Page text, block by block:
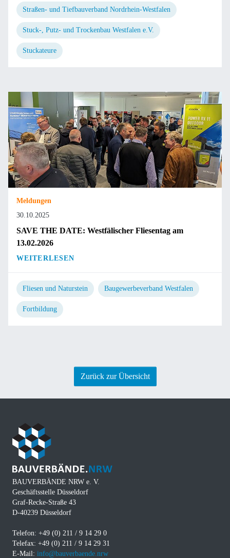
Straßen- und Tiefbauverband Nordrhein-Westfalen
Stuck-, Putz- und Trockenbau Westfalen e.V.
Stuckateure
Meldungen
30.10.2025
SAVE THE DATE: Westfälischer Fliesentag am
13.02.2026
WEITERLESEN
Fliesen und Naturstein Baugewerbeverband Westfalen
Fortbildung
Zurück zur Übersicht
BAUVERBÄNDE NRW e. V.
Geschäftsstelle Düsseldorf
Graf-Recke-Straße 43
D-40239 Düsseldorf
Telefon: +49 (0) 211 / 9 14 29 0
Telefax: +49 (0) 211 / 9 14 29 31
E-Mail: info@bauverbaende.nrw